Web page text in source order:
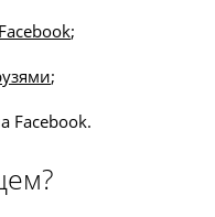
;
;
Facebook.